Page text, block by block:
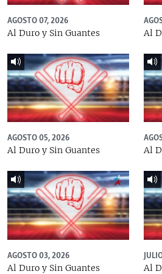
AGOSTO 07, 2026
Al Duro y Sin Guantes
Al
AGOSTO 05, 2026
Al Duro y Sin Guantes
Al
AGOSTO 03, 2026
Al Duro y Sin Guantes
Al